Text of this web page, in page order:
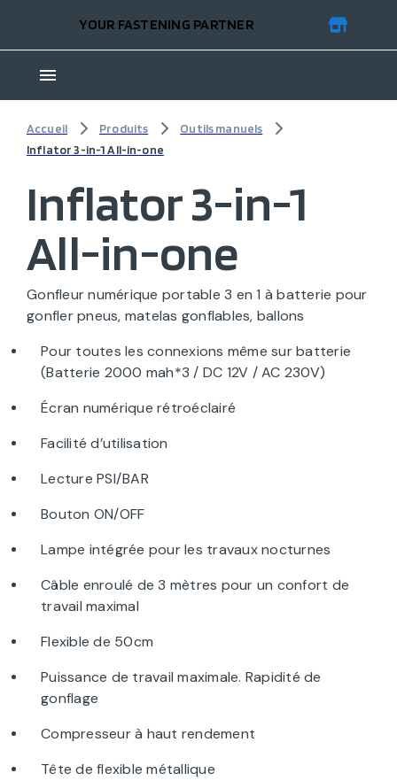
YOUR FASTENING PARTNER
Accueil Produits
Outils manuels
Inflator 3-in-1 All-in-one
Inflator 3-in-1
All-in-one
Gonfleur numérique portable 3 en 1 à batterie pour
gonfler pneus, matelas gonflables, ballons
Pour toutes les connexions même sur batterie
(Batterie 2000 mah*3 / DC 12V / AC 230V)
Écran numérique rétroéclairé
Facilité d’utilisation
Lecture PSI/BAR
Bouton ON/OFF
Lampe intégrée pour les travaux nocturnes
Câble enroulé de 3 mètres pour un confort de
travail maximal
Flexible de 50cm
Puissance de travail maximale. Rapidité de
gonflage
Compresseur à haut rendement
Tête de flexible métallique